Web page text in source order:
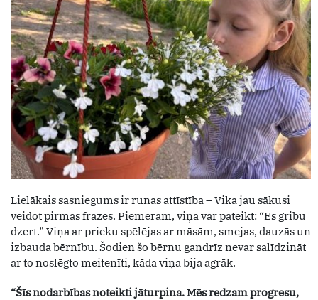
Lielākais sasniegums ir runas attīstība – Vika jau sākusi
veidot pirmās frāzes. Piemēram, viņa var pateikt: “Es gribu
dzert.” Viņa ar prieku spēlējas ar māsām, smejas, dauzās un
izbauda bērnību. Šodien šo bērnu gandrīz nevar salīdzināt
ar to noslēgto meitenīti, kāda viņa bija agrāk.
“Šīs nodarbības noteikti jāturpina. Mēs redzam progresu,